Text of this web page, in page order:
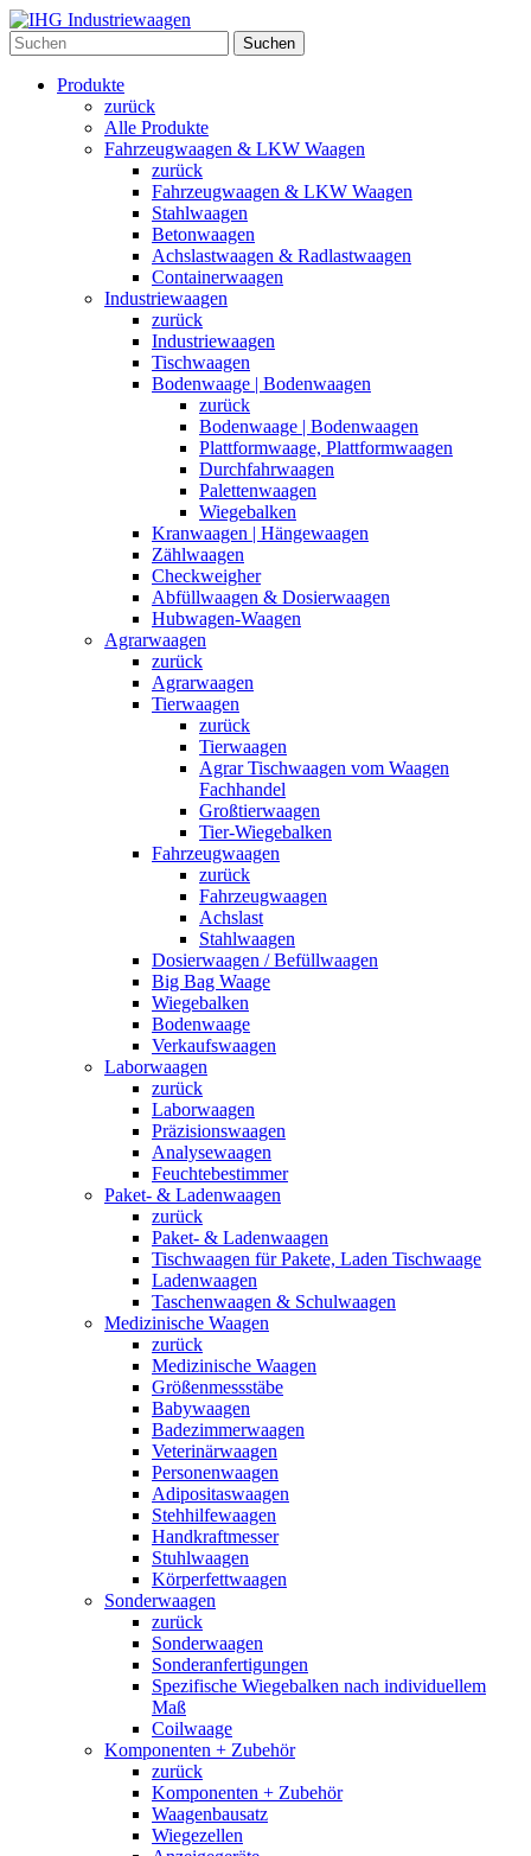
Suchen
Produkte
zurück
Alle Produkte
Fahrzeugwaagen & LKW Waagen
zurück
Fahrzeugwaagen & LKW Waagen
Stahlwaagen
Betonwaagen
Achslastwaagen & Radlastwaagen
Containerwaagen
Industriewaagen
zurück
Industriewaagen
Tischwaagen
Bodenwaage | Bodenwaagen
zurück
Bodenwaage | Bodenwaagen
Plattformwaage, Plattformwaagen
Durchfahrwaagen
Palettenwaagen
Wiegebalken
Kranwaagen | Hängewaagen
Zählwaagen
Checkweigher
Abfüllwaagen & Dosierwaagen
Hubwagen-Waagen
Agrarwaagen
zurück
Agrarwaagen
Tierwaagen
zurück
Tierwaagen
Agrar Tischwaagen vom Waagen
Fachhandel
Großtierwaagen
Tier-Wiegebalken
Fahrzeugwaagen
zurück
Fahrzeugwaagen
Achslast
Stahlwaagen
Dosierwaagen / Befüllwaagen
Big Bag Waage
Wiegebalken
Bodenwaage
Verkaufswaagen
Laborwaagen
zurück
Laborwaagen
Präzisionswaagen
Analysewaagen
Feuchtebestimmer
Paket- & Ladenwaagen
zurück
Paket- & Ladenwaagen
Tischwaagen für Pakete, Laden Tischwaage
Ladenwaagen
Taschenwaagen & Schulwaagen
Medizinische Waagen
zurück
Medizinische Waagen
Größenmessstäbe
Babywaagen
Badezimmerwaagen
Veterinärwaagen
Personenwaagen
Adipositaswaagen
Stehhilfewaagen
Handkraftmesser
Stuhlwaagen
Körperfettwaagen
Sonderwaagen
zurück
Sonderwaagen
Sonderanfertigungen
Spezifische Wiegebalken nach individuellem
Maß
Coilwaage
Komponenten + Zubehör
zurück
Komponenten + Zubehör
Waagenbausatz
Wiegezellen